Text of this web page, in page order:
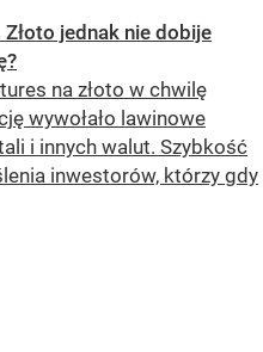
jednak nie dobije
na złoto w chwilę
wywołało lawinowe
i innych walut. Szybkość
inwestorów, którzy gdy